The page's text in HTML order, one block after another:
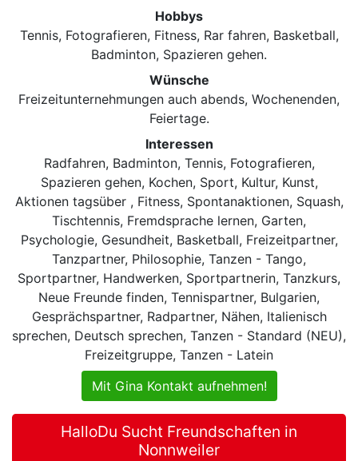
Hobbys
Tennis, Fotografieren, Fitness, Rar fahren, Basketball,
Badminton, Spazieren gehen.
Wünsche
Freizeitunternehmungen auch abends, Wochenenden,
Feiertage.
Interessen
Radfahren, Badminton, Tennis, Fotografieren,
Spazieren gehen, Kochen, Sport, Kultur, Kunst,
Aktionen tagsüber , Fitness, Spontanaktionen, Squash,
Tischtennis, Fremdsprache lernen, Garten,
Psychologie, Gesundheit, Basketball, Freizeitpartner,
Tanzpartner, Philosophie, Tanzen - Tango,
Sportpartner, Handwerken, Sportpartnerin, Tanzkurs,
Neue Freunde finden, Tennispartner, Bulgarien,
Gesprächspartner, Radpartner, Nähen, Italienisch
sprechen, Deutsch sprechen, Tanzen - Standard (NEU),
Freizeitgruppe, Tanzen - Latein
Mit Gina Kontakt aufnehmen!
HalloDu Sucht Freundschaften in
Nonnweiler